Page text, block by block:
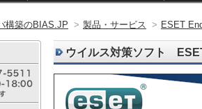
構築のBIAS.JP > 製品・サービス > ESET
ウイルス対策ソフト